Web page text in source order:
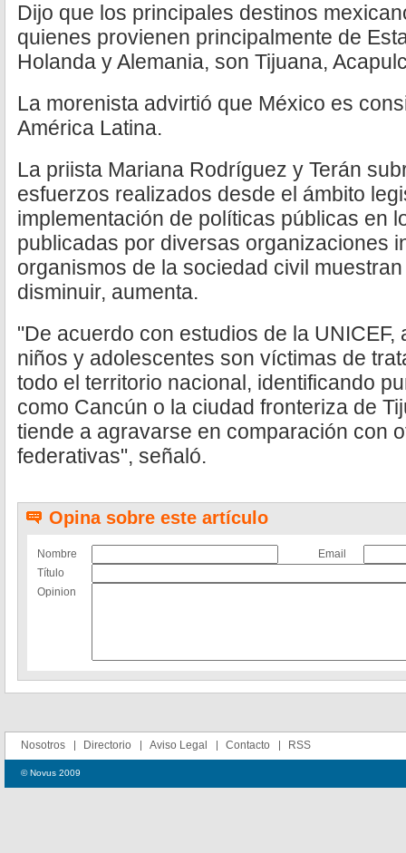
Dijo que los principales destinos
quienes provienen principalmente de
Holanda y Alemania, son Tijuana,
La morenista advirtió que México es
América Latina.
La priista Mariana Rodríguez y Terán
esfuerzos realizados desde el ámbito
implementación de políticas públicas en
publicadas por diversas organizaciones
organismos de la sociedad civil
disminuir, aumenta.
"De acuerdo con estudios de la
niños y adolescentes son víctimas de
todo el territorio nacional, identificando
como Cancún o la ciudad fronteriza de
tiende a agravarse en comparación con
federativas", señaló.
Opina sobre este artículo
Nombre
Email
Título
Opinion
Nosotros Directorio Aviso Legal Contacto RSS
© Novus 2009